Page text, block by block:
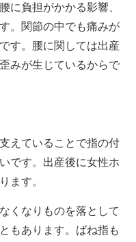
に負担がかかる影響、
。関節の中でも痛みが
す。腰に関しては出産
みが生じているからで
えていることで指の付
です。出産後に女性ホ
ます。
くなりものを落として
もあります。ばね指も